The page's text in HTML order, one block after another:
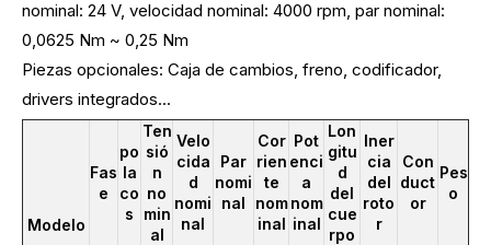
nominal: 24 V, velocidad nominal: 4000 rpm, par nominal:
0,0625 Nm ~ 0,25 Nm
Piezas opcionales: Caja de cambios, freno, codificador,
drivers integrados...
Modelo
Fas
e
po
la
co
s
Ten
sió
n
no
min
al
Velo
cida
d
nomi
nal
Par
nomi
nal
Cor
rien
te
nom
inal
Pot
enci
a
nom
inal
Lon
gitu
d
del
cue
rpo
Iner
cia
del
roto
r
Con
duct
or
Pes
o